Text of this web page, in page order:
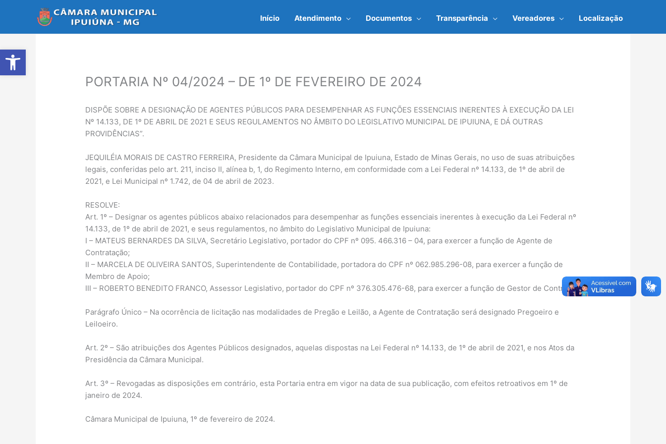
Abrir a barra de ferramentas
Início Atendimento Documentos Transparência Vereadores Localização
PORTARIA Nº 04/2024 – DE 1º DE FEVEREIRO DE 2024
DISPÕE SOBRE A DESIGNAÇÃO DE AGENTES PÚBLICOS PARA DESEMPENHAR AS FUNÇÕES ESSENCIAIS INERENTES À EXECUÇÃO DA LEI
Nº 14.133, DE 1º DE ABRIL DE 2021 E SEUS REGULAMENTOS NO ÂMBITO DO LEGISLATIVO MUNICIPAL DE IPUIUNA, E DÁ OUTRAS
PROVIDÊNCIAS”.
JEQUILÉIA MORAIS DE CASTRO FERREIRA, Presidente da Câmara Municipal de Ipuiuna, Estado de Minas Gerais, no uso de suas atribuições
legais, conferidas pelo art. 211, inciso II, alínea b, 1, do Regimento Interno, em conformidade com a Lei Federal nº 14.133, de 1º de abril de
2021, e Lei Municipal nº 1.742, de 04 de abril de 2023.
RESOLVE:
Art. 1º – Designar os agentes públicos abaixo relacionados para desempenhar as funções essenciais inerentes à execução da Lei Federal nº
14.133, de 1º de abril de 2021, e seus regulamentos, no âmbito do Legislativo Municipal de Ipuiuna:
I – MATEUS BERNARDES DA SILVA, Secretário Legislativo, portador do CPF nº 095. 466.316 – 04, para exercer a função de Agente de
Contratação;
II – MARCELA DE OLIVEIRA SANTOS, Superintendente de Contabilidade, portadora do CPF nº 062.985.296-08, para exercer a função de
Membro de Apoio;
III – ROBERTO BENEDITO FRANCO, Assessor Legislativo, portador do CPF nº 376.305.476-68, para exercer a função de Gestor de Contratos.
Parágrafo Único – Na ocorrência de licitação nas modalidades de Pregão e Leilão, a Agente de Contratação será designado Pregoeiro e
Leiloeiro.
Art. 2º – São atribuições dos Agentes Públicos designados, aquelas dispostas na Lei Federal nº 14.133, de 1º de abril de 2021, e nos Atos da
Presidência da Câmara Municipal.
Art. 3º – Revogadas as disposições em contrário, esta Portaria entra em vigor na data de sua publicação, com efeitos retroativos em 1º de
janeiro de 2024.
Câmara Municipal de Ipuiuna, 1º de fevereiro de 2024.